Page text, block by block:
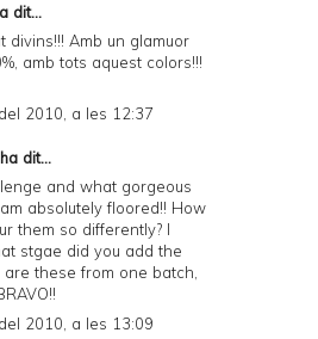
dit...
divins!!! Amb un glamuor
amb tots aquest colors!!!
2010, a les 12:37
ha dit...
and what gorgeous
absolutely floored!! How
them so differently? I
stgae did you add the
are these from one batch,
2010, a les 13:09